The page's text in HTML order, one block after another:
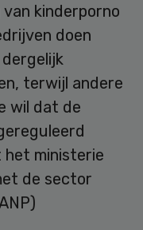
kinderporno
doen
terwijl andere
wil dat de
ministerie
de sector